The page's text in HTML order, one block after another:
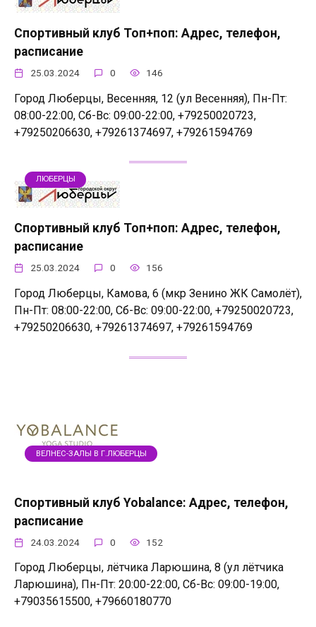
Спортивный клуб Топ+поп: Адрес, телефон,
расписание
25.03.2024 0 146
Город Люберцы, Весенняя, 12 (ул Весенняя), Пн-Пт:
08:00-22:00, Сб-Вс: 09:00-22:00, +79250020723,
+79250206630, +79261374697, +79261594769
ЛЮБЕРЦЫ
Спортивный клуб Топ+поп: Адрес, телефон,
расписание
25.03.2024 0 156
Город Люберцы, Камова, 6 (мкр Зенино ЖК Самолёт),
Пн-Пт: 08:00-22:00, Сб-Вс: 09:00-22:00, +79250020723,
+79250206630, +79261374697, +79261594769
ВЕЛНЕС-ЗАЛЫ В Г.ЛЮБЕРЦЫ
Спортивный клуб Yobalance: Адрес, телефон,
расписание
24.03.2024 0 152
Город Люберцы, лётчика Ларюшина, 8 (ул лётчика
Ларюшина), Пн-Пт: 20:00-22:00, Сб-Вс: 09:00-19:00,
+79035615500, +79660180770